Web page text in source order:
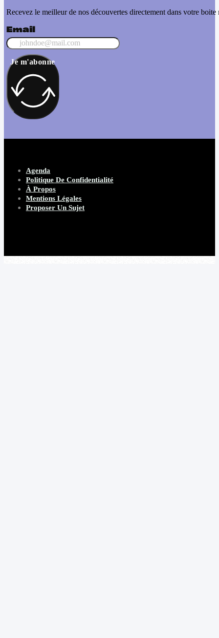
Recevez le meilleur de nos découvertes directement dans votre boite
Email
Je m'abonne
Agenda
Politique De Confidentialité
À Propos
Mentions Légales
Proposer Un Sujet